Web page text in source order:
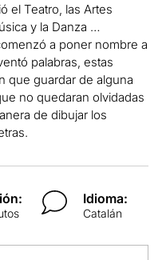
el Teatro, las Artes
y la Danza …
a poner nombre a
palabras, estas
que guardar de alguna
no quedaran olvidadas
de dibujar los
Idioma:
Catalán